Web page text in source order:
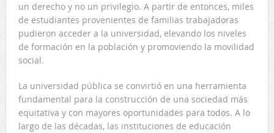
un derecho y no un privilegio. A partir de entonces, miles
de estudiantes provenientes de familias trabajadoras
pudieron acceder a la universidad, elevando los niveles
de formación en la población y promoviendo la movilidad
social.
La universidad pública se convirtió en una herramienta
fundamental para la construcción de una sociedad más
equitativa y con mayores oportunidades para todos. A lo
largo de las décadas, las instituciones de educación